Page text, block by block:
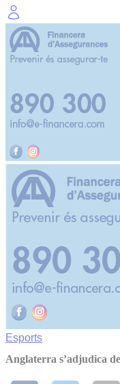
Esports
Anglaterra s’adjudica